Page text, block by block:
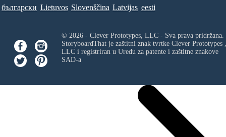
български Lietuvos Slovenščina Latvijas eesti
© 2026 - Clever Prototypes, LLC - Sva prava pridržana.
StoryboardThat je zaštitni znak tvrtke Clever Prototypes ,
LLCi registriran u Uredu za patente i zaštitne znakove
SAD-a